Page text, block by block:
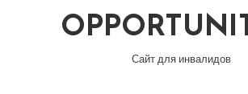
Сайт для инвалидов